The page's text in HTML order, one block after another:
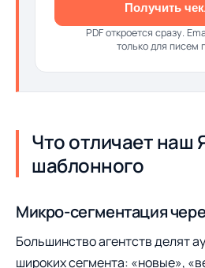
Получить
PDF откроется сразу.
только для писем
Что отличает наш
шаблонного
Микро-сегментация
Большинство агентств делят
широких сегмента: «новые»,